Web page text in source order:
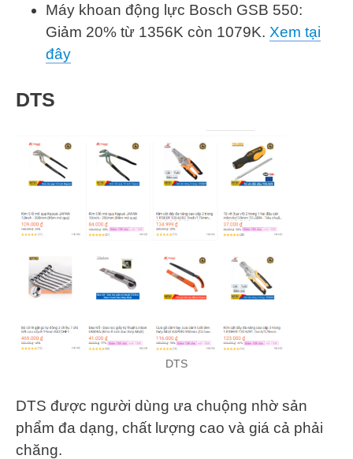
Máy khoan động lực Bosch GSB 550:
Giảm 20% từ 1356K còn 1079K. Xem tại
đây
DTS
DTS
DTS được người dùng ưa chuộng nhờ sản
phẩm đa dạng, chất lượng cao và giá cả phải
chăng.